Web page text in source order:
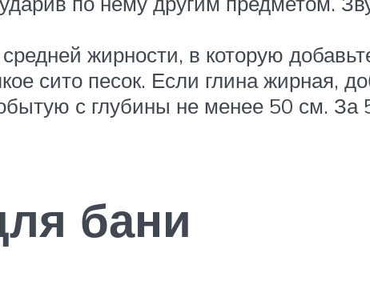
жирности, в которую
сито песок. Если глина жирная,
с глубины не менее 50 см. За
бани